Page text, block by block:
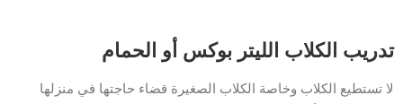
تدريب الكلاب الليتر بوكس أو الحمام
لا تستطيع الكلاب وخاصة الكلاب الصغيرة قضاء حاجتها في منزلها